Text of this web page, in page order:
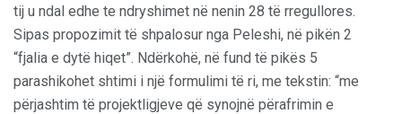
tij u ndal edhe te ndryshimet në nenin 28 të rregullores.
Sipas propozimit të shpalosur nga Peleshi, në pikën 2
“fjalia e dytë hiqet”. Ndërkohë, në fund të pikës 5
parashikohet shtimi i një formulimi të ri, me tekstin: “me
përjashtim të projektligjeve që synojnë përafrimin e